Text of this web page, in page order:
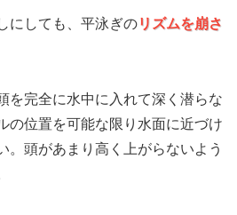
にしても、平泳ぎのリズムを崩さ
を完全に水中に入れて深く潜らな
の位置を可能な限り水面に近づけ
。頭があまり高く上がらないよう